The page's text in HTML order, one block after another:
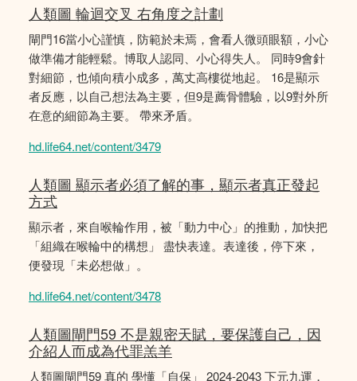
人類圖 輪迴交叉 右角度之計劃
閘門16當小心謹慎，防範於未焉，會看人微頭眼額，小心
做準備才能輕鬆。博取人認同、小心得失人。 同時9會針
對細節，也傾向積小成多，萬丈高樓從地起。 16是顯示
者反應，以自己想法為主要，但9是薦骨體驗，以9對外所
在意的細節為主要。 帶來矛盾。
hd.life64.net/content/3479
人類圖 顯示者必須了解的事，顯示者真正發起
方式
顯示者，來自喉輪作用，被「動力中心」的推動，加快把
「組織在喉輪中的構想」 盡快表達。表達後，停下來，
便發現「未必想做」。
hd.life64.net/content/3478
人類圖閘門59 不是親密天賦，要保護自己，因
介紹人而成為代罪羔羊
人類圖閘門59 真的 學懂「自保」 2024-2043 下元九運，